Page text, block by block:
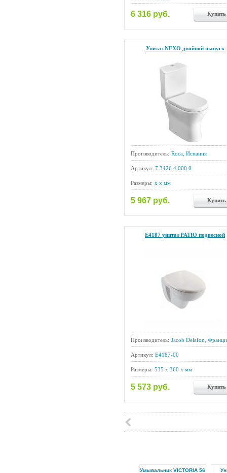
6 316 руб. Купить
Унитаз NEXO двойной выпуск
Производитель: Roca, Испания
Артикул: 7.3426.4.000.0
Размеры: x x мм
5 967 руб. Купить
E4187 унитаз PATIO подвесной
Производитель: Jacob Delafon,
Артикул: E4187-00
Размеры: 535 x 360 x мм
5 573 руб. Купить
Умывальник VICTORIA 56